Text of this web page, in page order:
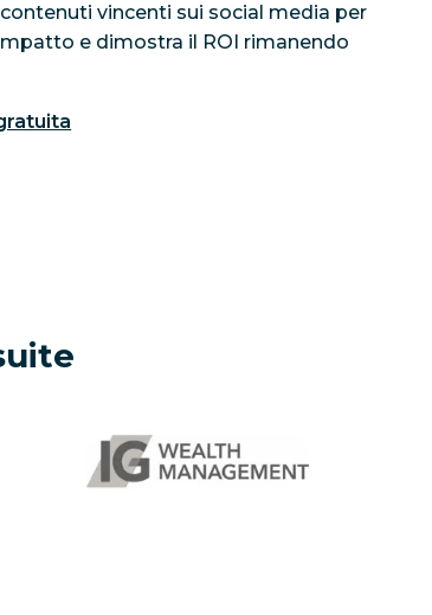
vincenti sui social media per
e dimostra il ROI rimanendo